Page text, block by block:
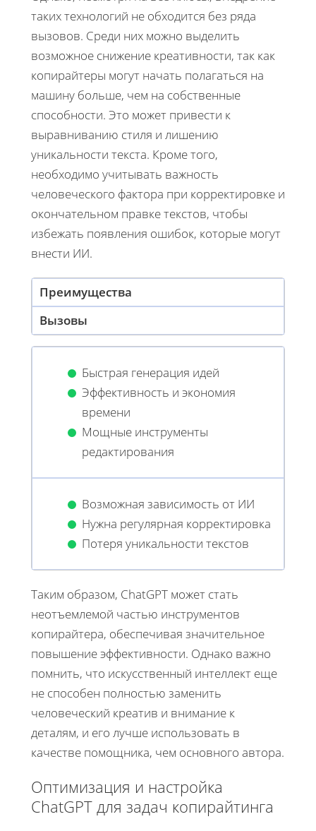
таких технологий не обходится без ряда
вызовов. Среди них можно выделить
возможное снижение креативности, так как
копирайтеры могут начать полагаться на
машину больше, чем на собственные
способности. Это может привести к
выравниванию стиля и лишению
уникальности текста. Кроме того,
необходимо учитывать важность
человеческого фактора при корректировке и
окончательном правке текстов, чтобы
избежать появления ошибок, которые могут
внести ИИ.
Преимущества
Вызовы
Быстрая генерация идей
Эффективность и экономия
времени
Мощные инструменты
редактирования
Возможная зависимость от ИИ
Нужна регулярная корректировка
Потеря уникальности текстов
Таким образом, ChatGPT может стать
неотъемлемой частью инструментов
копирайтера, обеспечивая значительное
повышение эффективности. Однако важно
помнить, что искусственный интеллект еще
не способен полностью заменить
человеческий креатив и внимание к
деталям, и его лучше использовать в
качестве помощника, чем основного автора.
Оптимизация и настройка
ChatGPT для задач копирайтинга